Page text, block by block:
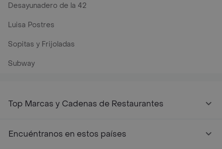
Desayunadero de la 42
Luisa Postres
Sopitas y Frijoladas
Subway
Top Marcas y Cadenas de Restaurantes
Encuéntranos en estos países